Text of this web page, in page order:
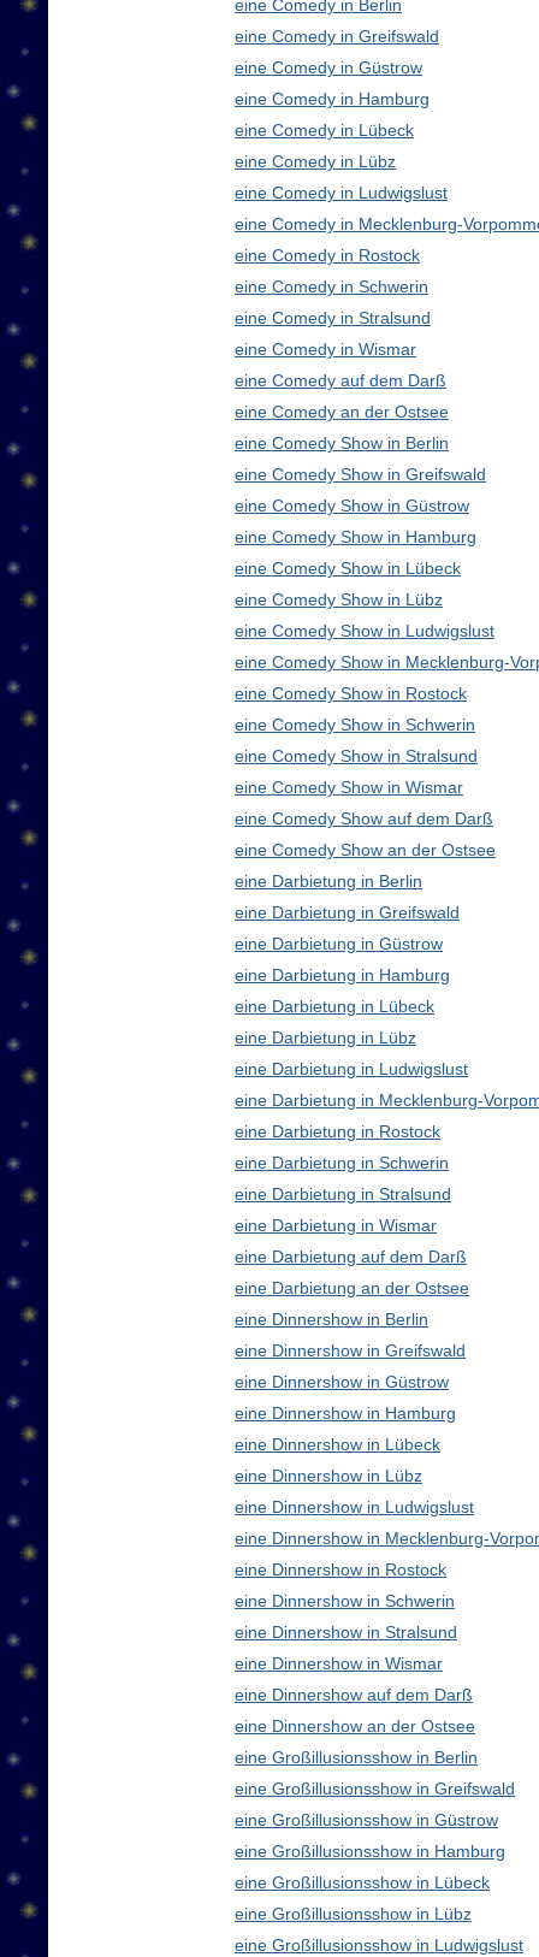
eine Comedy in Berlin
eine Comedy in Greifswald
eine Comedy in Güstrow
eine Comedy in Hamburg
eine Comedy in Lübeck
eine Comedy in Lübz
eine Comedy in Ludwigslust
eine Comedy in Mecklenburg-
eine Comedy in Rostock
eine Comedy in Schwerin
eine Comedy in Stralsund
eine Comedy in Wismar
eine Comedy auf dem Darß
eine Comedy an der Ostsee
eine Comedy Show in Berlin
eine Comedy Show in Greifswald
eine Comedy Show in Güstrow
eine Comedy Show in Hamburg
eine Comedy Show in Lübeck
eine Comedy Show in Lübz
eine Comedy Show in Ludwigslust
eine Comedy Show in Mecklenburg-
eine Comedy Show in Rostock
eine Comedy Show in Schwerin
eine Comedy Show in Stralsund
eine Comedy Show in Wismar
eine Comedy Show auf dem Darß
eine Comedy Show an der Ostsee
eine Darbietung in Berlin
eine Darbietung in Greifswald
eine Darbietung in Güstrow
eine Darbietung in Hamburg
eine Darbietung in Lübeck
eine Darbietung in Lübz
eine Darbietung in Ludwigslust
eine Darbietung in Mecklenburg-
eine Darbietung in Rostock
eine Darbietung in Schwerin
eine Darbietung in Stralsund
eine Darbietung in Wismar
eine Darbietung auf dem Darß
eine Darbietung an der Ostsee
eine Dinnershow in Berlin
eine Dinnershow in Greifswald
eine Dinnershow in Güstrow
eine Dinnershow in Hamburg
eine Dinnershow in Lübeck
eine Dinnershow in Lübz
eine Dinnershow in Ludwigslust
eine Dinnershow in Mecklenburg-
eine Dinnershow in Rostock
eine Dinnershow in Schwerin
eine Dinnershow in Stralsund
eine Dinnershow in Wismar
eine Dinnershow auf dem Darß
eine Dinnershow an der Ostsee
eine Großillusionsshow in Berlin
eine Großillusionsshow in Greifswald
eine Großillusionsshow in Güstrow
eine Großillusionsshow in Hamburg
eine Großillusionsshow in Lübeck
eine Großillusionsshow in Lübz
eine Großillusionsshow in Ludwigslust